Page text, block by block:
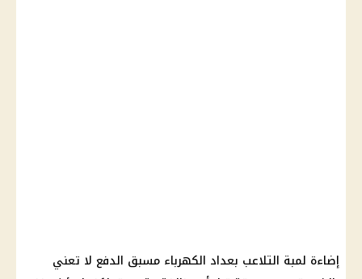
إضاءة لمبة التلاعب بعداد الكهرباء مسبق الدفع لا تعني